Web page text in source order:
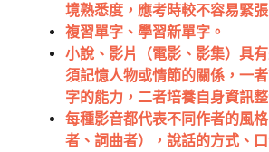
境熟悉度，應考時較不容易緊張
複習單字、學習新單字。
小說、影片（電影、影集）具
須記憶人物或情節的關係，一
字的能力，二者培養自身資訊整
每種影音都代表不同作者的風
者、詞曲者），說話的方式、